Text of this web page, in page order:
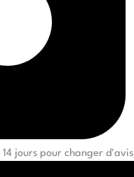
jours pour changer d'avis